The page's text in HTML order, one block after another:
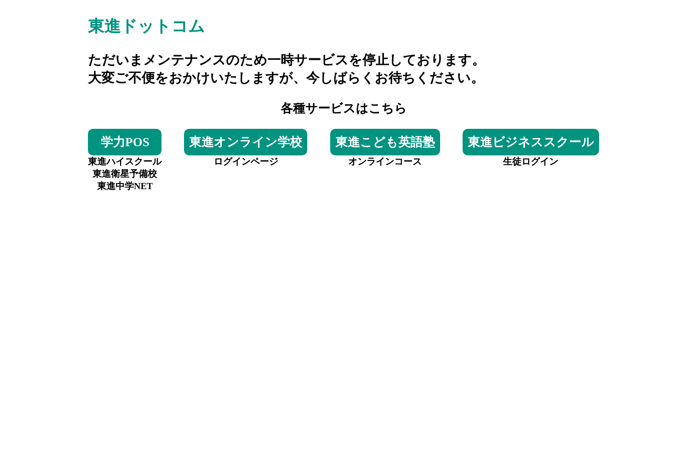
東進ドットコム
ただいまメンテナンスのため一時サービスを停止しております。
大変ご不便をおかけいたしますが、今しばらくお待ちください。
各種サービスはこちら
学力POS
東進ハイスクール
東進衛星予備校
東進中学NET
東進オンライン学校
ログインページ
東進こども英語塾
オンラインコース
東進ビジネススクール
生徒ログイン